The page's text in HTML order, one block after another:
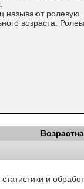
называют ролевую
возраста.
слушанием
жизни, но
|Об
и